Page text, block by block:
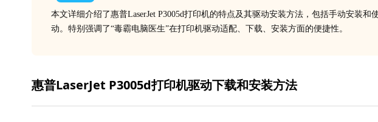
本文详细介绍了惠普LaserJet P3005d打印机的特点及其驱动安装方法，包括手动安装和
动。特别强调了“毒霸电脑医生”在打印机驱动适配、下载、安装方面的便捷性。
惠普LaserJet P3005d打印机驱动下载和安装方法